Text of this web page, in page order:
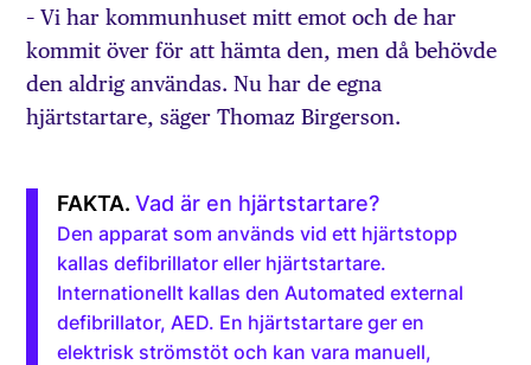
– Vi har kommunhuset mitt emot och de har
kommit över för att hämta den, men då behövde
den aldrig användas. Nu har de egna
hjärtstartare, säger Thomaz Birgerson.
Vad är en hjärtstartare?
Den apparat som används vid ett hjärtstopp
kallas defibrillator eller hjärtstartare.
Internationellt kallas den Automated external
defibrillator, AED. En hjärtstartare ger en
elektrisk strömstöt och kan vara manuell,